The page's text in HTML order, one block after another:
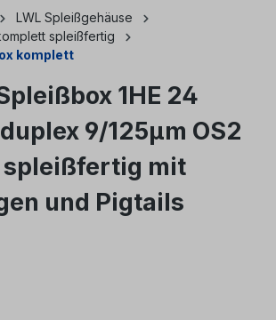
LWL Spleißgehäuse
spleißfertig
komplett
1HE 24
9/125µm OS2
spleißfertig mit
und Pigtails